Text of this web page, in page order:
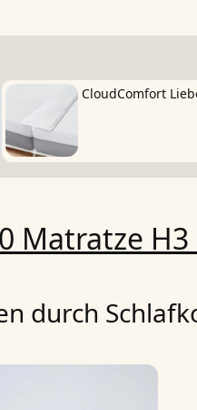
CloudComfort
Matratze
durch